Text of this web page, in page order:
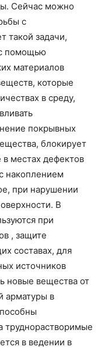
Сейчас можно
с
такой задачи,
помощью
материалов
которые
в среду,
покрывных
блокирует
местах дефектов
накоплением
при нарушении
В
при
, защите
составах, для
источников
новые вещества от
арматуры в
труднорастворимые
в ведении в